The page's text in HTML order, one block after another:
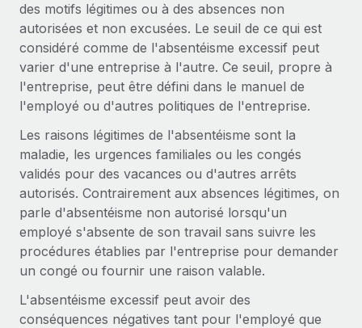
Comment Phiture gère ses 55 employés
répartis dans 19 pays grâce à Remote
Phiture, un leader notable du conseil en matière de
croissance mobile internationale, encourage les...
En savoir plus
des motifs légitimes ou à des absences non
autorisées et non excusées. Le seuil de ce qui est
considéré comme de l'absentéisme excessif peut
varier d'une entreprise à l'autre. Ce seuil, propre à
l'entreprise, peut être défini dans le manuel de
l'employé ou d'autres politiques de l'entreprise.
Les raisons légitimes de l'absentéisme sont la
maladie, les urgences familiales ou les congés
validés pour des vacances ou d'autres arrêts
autorisés. Contrairement aux absences légitimes, on
parle d'absentéisme non autorisé lorsqu'un
employé s'absente de son travail sans suivre les
procédures établies par l'entreprise pour demander
un congé ou fournir une raison valable.
L'absentéisme excessif peut avoir des
conséquences négatives tant pour l'employé que